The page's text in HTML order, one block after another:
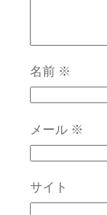
名前 ※
メール ※
サイト